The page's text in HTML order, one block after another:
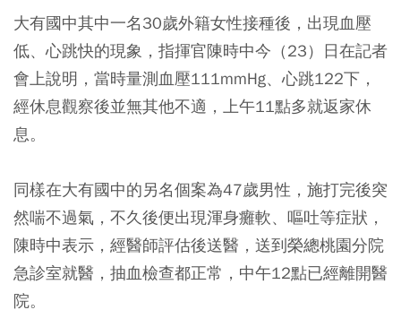
大有國中其中一名30歲外籍女性接種後，出現血壓
低、心跳快的現象，指揮官陳時中今（23）日在記者
會上說明，當時量測血壓111mmHg、心跳122下，
經休息觀察後並無其他不適，上午11點多就返家休
息。
同樣在大有國中的另名個案為47歲男性，施打完後突
然喘不過氣，不久後便出現渾身癱軟、嘔吐等症狀，
陳時中表示，經醫師評估後送醫，送到榮總桃園分院
急診室就醫，抽血檢查都正常，中午12點已經離開醫
院。